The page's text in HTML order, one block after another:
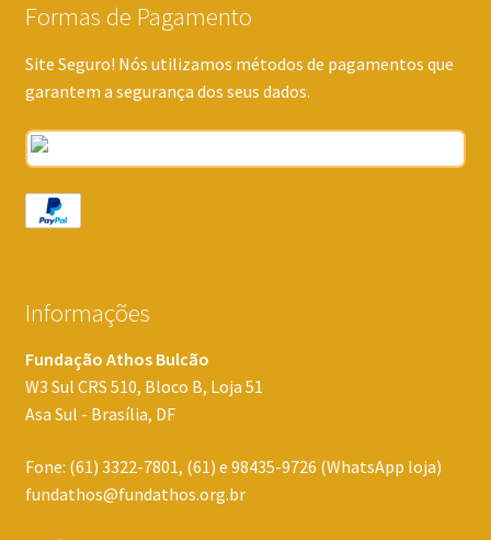
Formas de Pagamento
Site Seguro! Nós utilizamos métodos de pagamentos que
garantem a segurança dos seus dados.
Informações
Fundação Athos Bulcão
W3 Sul CRS 510, Bloco B, Loja 51
Asa Sul - Brasília, DF
Fone: (61) 3322-7801, (61) e 98435-9726 (WhatsApp loja)
fundathos@fundathos.org.br